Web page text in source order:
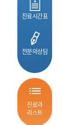
진료시간표
전문의상담
진료과
리스트